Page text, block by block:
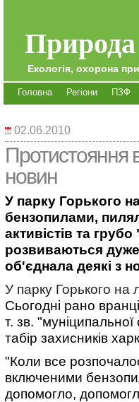
Екологія, охорона
Головна Регіони ПЗФ
02.06.2010
Протистояння
новин
У парку Горького
бензопилами,
активістів та
розвиваються
об'єднала деякі з
У парку Горького
Сьогодні рано
т. зв.
табір захисників
"Коли все
включеними
допомогло,